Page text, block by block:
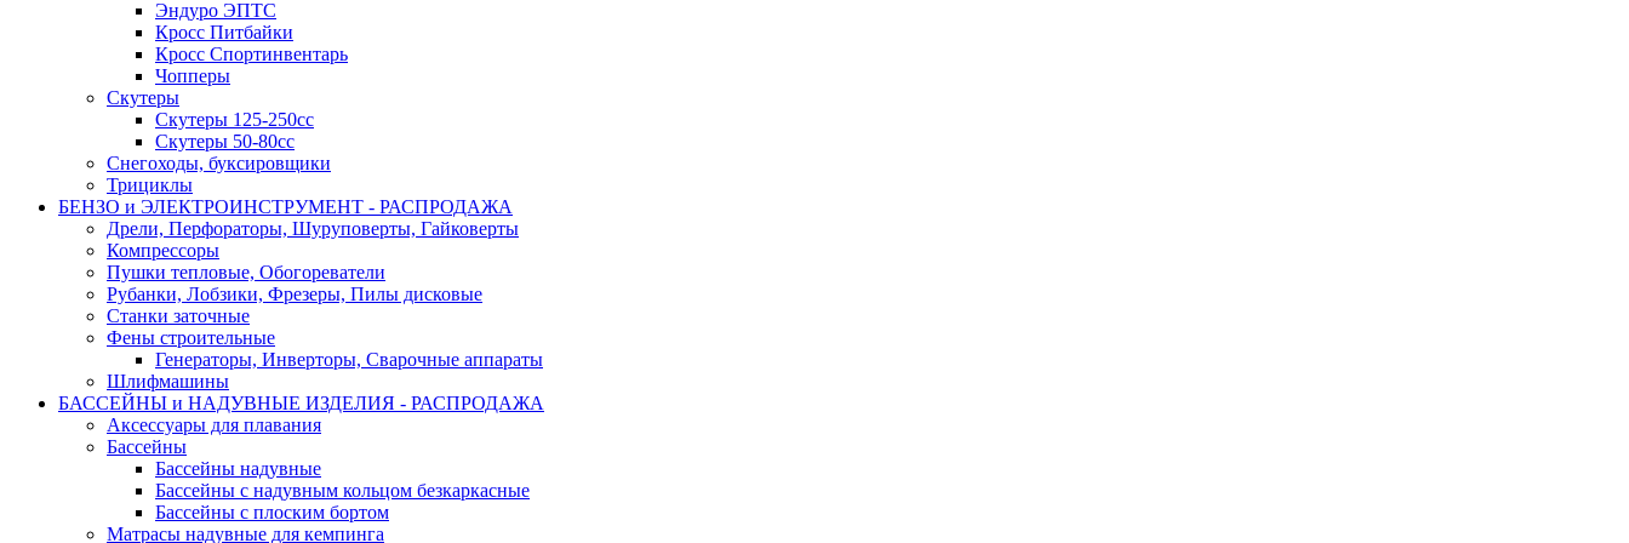
Эндуро ЭПТС
Кросс Питбайки
Кросс Спортинвентарь
Чопперы
Скутеры
Скутеры 125-250сс
Скутеры 50-80сс
Снегоходы, буксировщики
Трициклы
БЕНЗО и ЭЛЕКТРОИНСТРУМЕНТ - РАСПРОДАЖА
Дрели, Перфораторы, Шуруповерты, Гайковерты
Компрессоры
Пушки тепловые, Обогореватели
Рубанки, Лобзики, Фрезеры, Пилы дисковые
Станки заточные
Фены строительные
Генераторы, Инверторы, Сварочные аппараты
Шлифмашины
БАССЕЙНЫ и НАДУВНЫЕ ИЗДЕЛИЯ - РАСПРОДАЖА
Аксессуары для плавания
Бассейны
Бассейны надувные
Бассейны с надувным кольцом безкаркасные
Бассейны с плоским бортом
Матрасы надувные для кемпинга